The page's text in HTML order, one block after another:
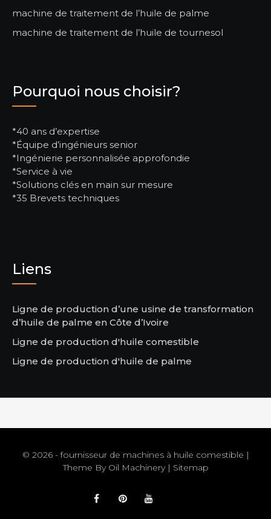
machine de traitement de l’huile de palme
machine de traitement de l’huile de tournesol
Pourquoi nous choisir?
*40 ans d’expertise
*Équipe d’ingénieurs senior
*Ingénierie personnalisée approfondie
*Service à vie
*Solutions clés en main sur mesure
*35 Brevets techniques
Liens
Ligne de production d’une usine de transformation
d’huile de palme en Côte d’Ivoire
Ligne de production d'huile comestible
Ligne de production d'huile de palme
© 2026 - fournisseur de machines à huile comestible |
Theme By Oil Machinery| Sitemap